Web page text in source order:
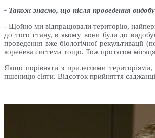
- Також знаємо, що після проведення
- Щойно ми відпрацювали територію,
до того стану, в якому вони були до
проведення вже біологічної
коренева система тощо. Тож протягом
Якщо порівняти з прилеглими
пшеницю сіяти. Відсоток прийняття